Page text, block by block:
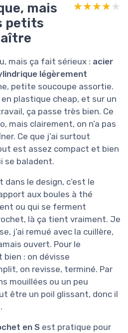
mais
petits
★★★★★
★★★★★
mais ça fait sérieux : acier
légèrement
petite soucoupe assortie.
plastique cheap, et sur un
ça passe très bien. Ce
mais clairement, on n’a pas
Ce que j’ai surtout
est assez compact et bien
se baladent.
le design, c’est le
aux boules à thé
ou qui se ferment
là ça tient vraiment. Je
j’ai remué avec la cuillère,
ouvert. Pour le
: on dévisse
on revisse, terminé. Par
mouillées ou un peu
être un poil glissant, donc il
en S est pratique pour